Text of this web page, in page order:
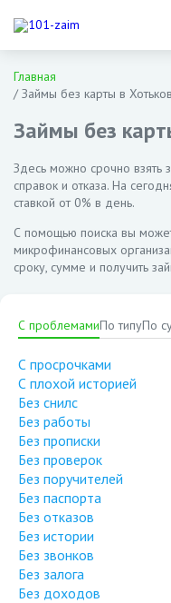
Главная
/Займы без карты в
Займы без
Здесь можно срочно взять
справок и отказа. На
ставкой от 0% в день.
С помощью поиска вы
микрофинансовых
сроку, сумме и получить
С проблемамиПо типуПо
С просрочками
С плохой историей
Без снилс
Без работы
Без прописки
Без проверок
Без поручителей
Без паспорта
Без отказов
Без истории
Без звонков
Без залога
Без доходов